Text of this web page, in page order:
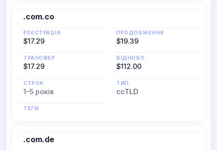
.com.co
РЕЄСТРАЦІЯ
$17.29
ПРОДОВЖЕННЯ
$19.39
ТРАНСФЕР
$17.29
ВІДНОВЛ.
$112.00
СТРОК
1–5 років
ТИП
ccTLD
ТЕГИ
.com.de